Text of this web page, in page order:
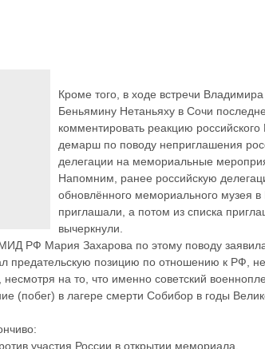
Кроме того, в ходе встречи
Беньямину Нетаньяху в Сочи
комментировать реакцию
демарш по поводу неприглашения
делегации на мемориальные
Напомним, ранее российскую
обновлённого мемориального музея
приглашали, а потом из списка
вычеркнули.
РФ Мария Захарова по этому поводу
предательскую позицию по отношению к РФ, не
несмотря на то, что именно советский
(побег) в лагере смерти Собибор в годы
участия России в открытии мемориала.